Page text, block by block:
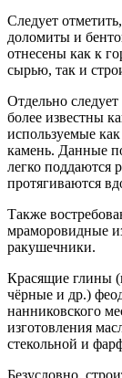
Следует
доломиты и
отнесены как к
сырью, так и
Отдельно
более известны
используемые
камень. Данные
легко поддаются
протягиваются
Также
мраморовидные
ракушечники.
Красящие глины
чёрные и др.)
нанниковского
изготовления
стекольной и